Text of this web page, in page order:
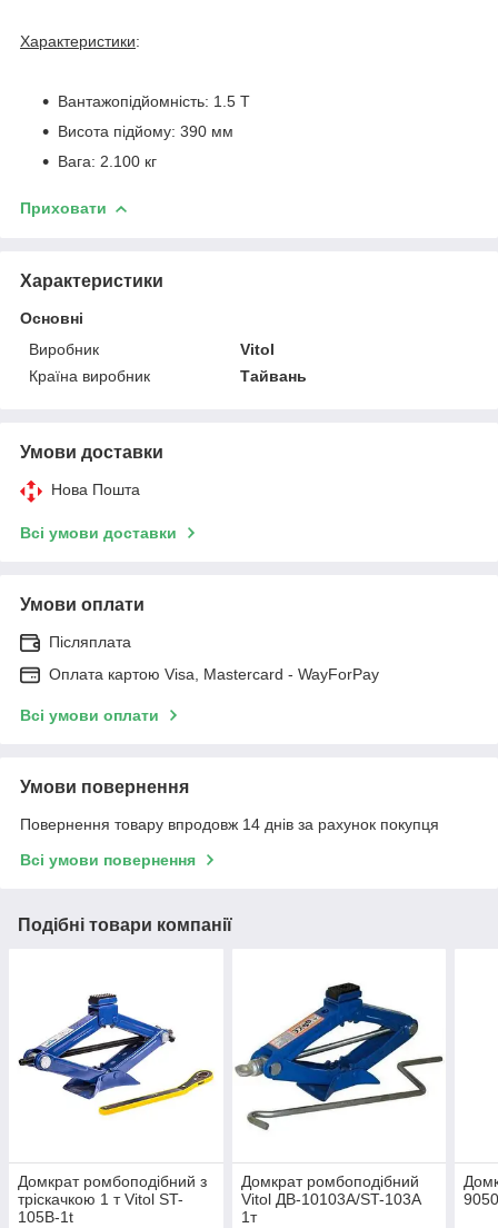
Характеристики:
Вантажопідйомність: 1.5 Т
Висота підйому: 390 мм
Вага: 2.100 кг
Приховати
Характеристики
Основні
Виробник
Vitol
Країна виробник
Тайвань
Умови доставки
Нова Пошта
Всі умови доставки
Умови оплати
Післяплата
Оплата картою Visa, Mastercard - WayForPay
Всі умови оплати
Умови повернення
Повернення товару впродовж 14 днів за рахунок покупця
Всі умови повернення
Подібні товари компанії
Домкрат ромбоподібний з
тріскачкою 1 т Vitol ST-
105B-1t
Домкрат ромбоподібний
Vitol ДВ-10103А/ST-103A
1т